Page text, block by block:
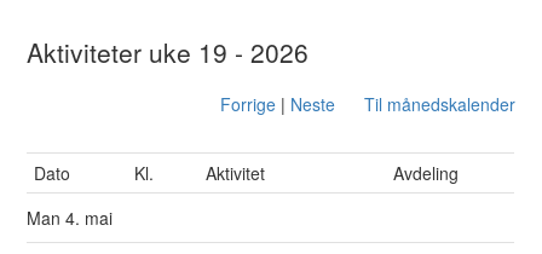
Aktiviteter uke 19 - 2026
Forrige| Neste Til månedskalender
Dato Kl. Aktivitet
Avdeling
Man4. mai